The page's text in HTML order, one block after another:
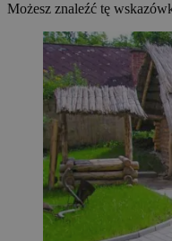
Możesz znaleźć tę